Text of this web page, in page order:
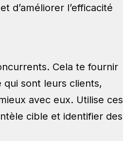
d’améliorer l’efficacité
Cela te fournir
sont leurs clients,
avec eux. Utilise ces
cible et identifier des